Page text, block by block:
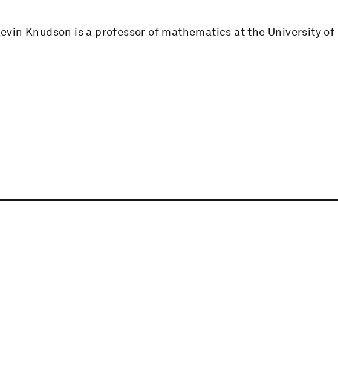
Knudson is a professor of mathematics at the University of